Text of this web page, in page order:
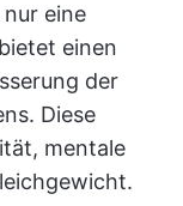
eine
einen
der
Diese
mentale